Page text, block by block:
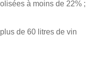
à moins de 22% ;
de 60 litres de vin